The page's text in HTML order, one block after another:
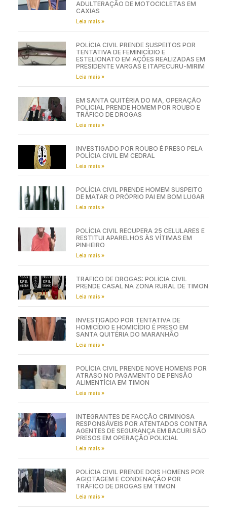
ADULTERAÇÃO DE MOTOCICLETAS EM
CAXIAS
Leia mais »
POLÍCIA CIVIL PRENDE SUSPEITOS POR
TENTATIVA DE FEMINICÍDIO E
ESTELIONATO EM AÇÕES REALIZADAS EM
PRESIDENTE VARGAS E ITAPECURU-MIRIM
Leia mais »
EM SANTA QUITÉRIA DO MA, OPERAÇÃO
POLICIAL PRENDE HOMEM POR ROUBO E
TRÁFICO DE DROGAS
Leia mais »
INVESTIGADO POR ROUBO É PRESO PELA
POLÍCIA CIVIL EM CEDRAL
Leia mais »
POLÍCIA CIVIL PRENDE HOMEM SUSPEITO
DE MATAR O PRÓPRIO PAI EM BOM LUGAR
Leia mais »
POLÍCIA CIVIL RECUPERA 25 CELULARES E
RESTITUI APARELHOS ÀS VÍTIMAS EM
PINHEIRO
Leia mais »
TRÁFICO DE DROGAS: POLÍCIA CIVIL
PRENDE CASAL NA ZONA RURAL DE TIMON
Leia mais »
INVESTIGADO POR TENTATIVA DE
HOMICÍDIO E HOMICÍDIO É PRESO EM
SANTA QUITÉRIA DO MARANHÃO
Leia mais »
POLÍCIA CIVIL PRENDE NOVE HOMENS POR
ATRASO NO PAGAMENTO DE PENSÃO
ALIMENTÍCIA EM TIMON
Leia mais »
INTEGRANTES DE FACÇÃO CRIMINOSA
RESPONSÁVEIS POR ATENTADOS CONTRA
AGENTES DE SEGURANÇA EM BACURI SÃO
PRESOS EM OPERAÇÃO POLICIAL
Leia mais »
POLÍCIA CIVIL PRENDE DOIS HOMENS POR
AGIOTAGEM E CONDENAÇÃO POR
TRÁFICO DE DROGAS EM TIMON
Leia mais »